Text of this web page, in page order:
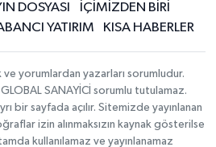
DOSYASI
İÇİMİZDEN BİRİ
YATIRIM KISA HABERLER
ve yorumlardan yazarları sorumludur.
SANAYİCİ sorumlu tutulamaz.
bir sayfada açılır. Sitemizde yayınlanan
izin alınmaksızın kaynak gösterilse
kullanılamaz ve yayınlanamaz